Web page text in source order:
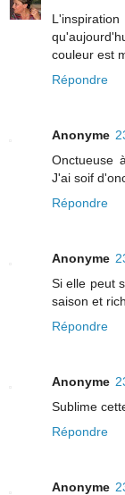
couleur est
Répondre
Anonyme
Onctueuse
J'ai soif
Répondre
Anonyme
Si elle peut
saison et
Répondre
Anonyme
Sublime
Répondre
Anonyme